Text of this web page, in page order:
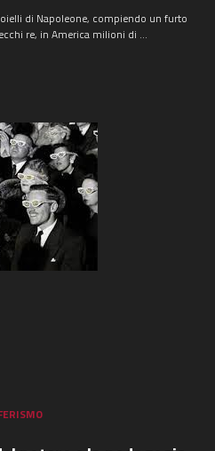
di Napoleone, compiendo un furto
re, in America milioni di ...